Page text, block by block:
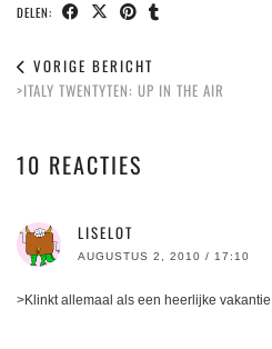
DELEN:
VORIGE BERICHT
>ITALY TWENTYTEN: UP IN THE AIR
10 REACTIES
LISELOT
AUGUSTUS 2, 2010 / 17:10
>Klinkt allemaal als een heerlijke vakantie